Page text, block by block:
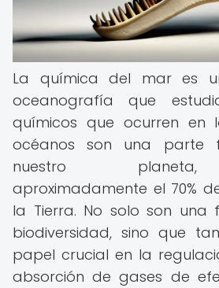
La química del mar es
oceanografía que
químicos que ocurren en
océanos son una parte
nuestro planeta,
aproximadamente el 70%
la Tierra. No solo son una
biodiversidad, sino que
papel crucial en la
absorción de gases de